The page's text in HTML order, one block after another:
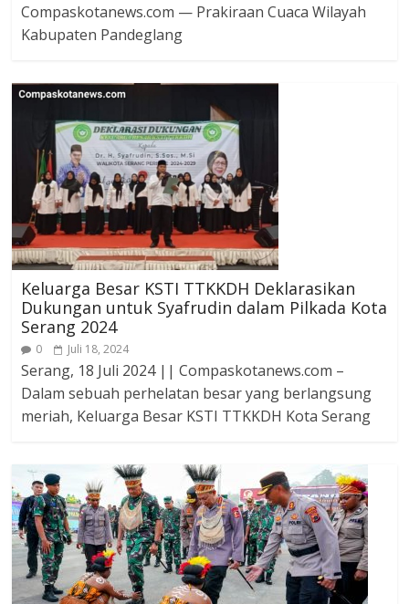
Compaskotanews.com — Prakiraan Cuaca Wilayah
Kabupaten Pandeglang
Keluarga Besar KSTI TTKKDH Deklarasikan
Dukungan untuk Syafrudin dalam Pilkada Kota
Serang 2024
0 Juli 18, 2024
Serang, 18 Juli 2024 || Compaskotanews.com –
Dalam sebuah perhelatan besar yang berlangsung
meriah, Keluarga Besar KSTI TTKKDH Kota Serang